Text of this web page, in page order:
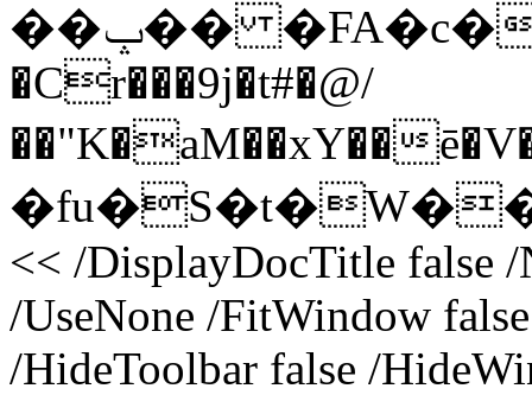
��ݒ�� �FA�c�&F�G�Ҕ$T8>��*!���_I!
�Cr���9j�t#�@/
��"K�aM��xY��
�fu�S�t�W��(1
<< /DisplayDocTitle false
/UseNone /FitWindow
/HideToolbar false /